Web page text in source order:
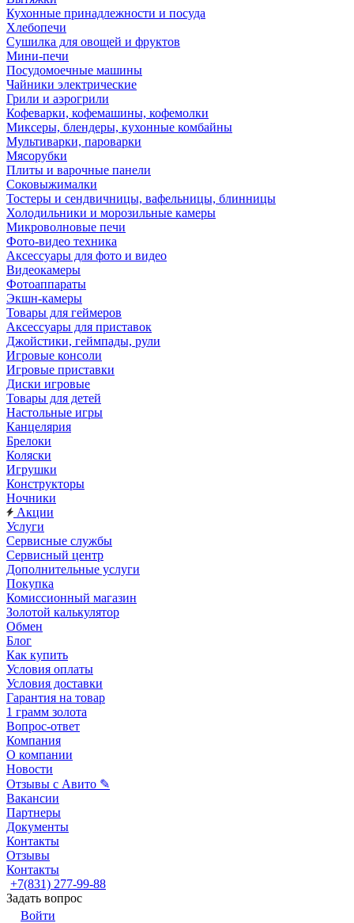
Кухонные принадлежности и посуда
Хлебопечи
Сушилка для овощей и фруктов
Мини-печи
Посудомоечные машины
Чайники электрические
Грили и аэрогрили
Кофеварки, кофемашины, кофемолки
Миксеры, блендеры, кухонные комбайны
Мультиварки, пароварки
Мясорубки
Плиты и варочные панели
Соковыжималки
Тостеры и сендвичницы, вафельницы, блинницы
Холодильники и морозильные камеры
Микроволновые печи
Фото-видео техника
Аксессуары для фото и видео
Видеокамеры
Фотоаппараты
Экшн-камеры
Товары для геймеров
Аксессуары для приставок
Джойстики, геймпады, рули
Игровые консоли
Игровые приставки
Диски игровые
Товары для детей
Настольные игры
Канцелярия
Брелоки
Коляски
Игрушки
Конструкторы
Ночники
Акции
Услуги
Сервисные службы
Сервисный центр
Дополнительные услуги
Покупка
Комиссионный магазин
Золотой калькулятор
Обмен
Блог
Как купить
Условия оплаты
Условия доставки
Гарантия на товар
1 грамм золота
Вопрос-ответ
Компания
О компании
Новости
Отзывы с Авито ✎
Вакансии
Партнеры
Документы
Контакты
Отзывы
Контакты
+7(831) 277-99-88
Задать вопрос
Войти